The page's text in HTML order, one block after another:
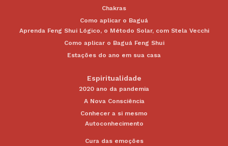
Chakras
Como aplicar o Baguá
Aprenda Feng Shui Lógico, o Método Solar, com Stela Vecchi
Como aplicar o Baguá Feng Shui
Estações do ano em sua casa
Espiritualidade
2020 ano da pandemia
A Nova Consciência
Conhecer a si mesmo
Autoconhecimento
Cura das emoções